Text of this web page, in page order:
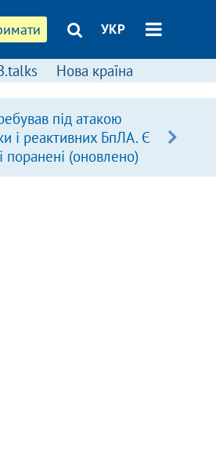
УКР
Нова країна
під атакою
і реактивних БпЛА. Є
поранені (оновлено)